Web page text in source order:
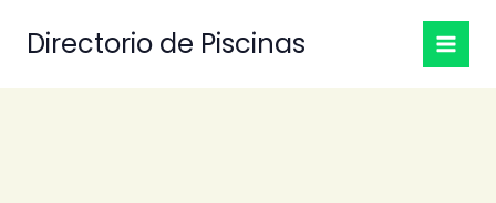
Directorio de Piscinas